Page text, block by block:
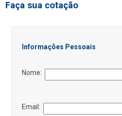
Faça sua cotação
Informações Pessoais
Nome:
Email: